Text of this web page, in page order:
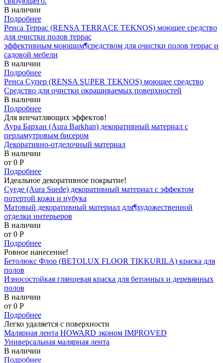
В наличии
Подробнее
Ренса Террас (RENSA TERRACE TEKNOS) моющее средство
для очистки полов террас
эффективным моющим¶средством для очистки полов террас и
садовой мебели
В наличии
Подробнее
Ренса Супер (RENSA SUPER TEKNOS) моющее средство
Средство для очистки окрашиваемых поверхностей
В наличии
Подробнее
Для впечатляющих эффектов!
Аура Бархан (Aura Barkhan) декоративный материал с
перламутровым бисером
Декоративно-отделочный материал
В наличии
от 0 P
Подробнее
Идеальное декоративное покрытие!
Суеде (Aura Suede) декоративный материал с эффектом
потертой кожи и нубука
Матовый декоративный материал для¶художественной
отделки интерьеров
В наличии
от 0 P
Подробнее
Ровное нанесение!
Бетолюкс Флор (BETOLUX FLOOR TIKKURILA) краска для
полов
Износостойкая глянцевая краска для бетонных и деревянных
полов
В наличии
от 0 P
Подробнее
Легко удаляется с поверхности
Малярная лента HOWARD эконом IMPROVED
Универсальная малярная лента
В наличии
Подробнее